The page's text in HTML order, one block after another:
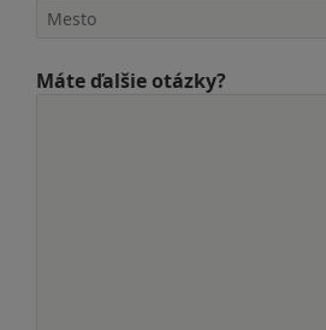
Máte ďalšie otázky?